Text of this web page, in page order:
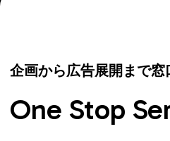
企画から広告展開まで窓
One Stop